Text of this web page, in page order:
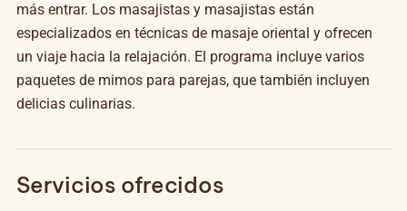
más entrar. Los masajistas y masajistas están
especializados en técnicas de masaje oriental y ofrecen
un viaje hacia la relajación. El programa incluye varios
paquetes de mimos para parejas, que también incluyen
delicias culinarias.
Servicios ofrecidos